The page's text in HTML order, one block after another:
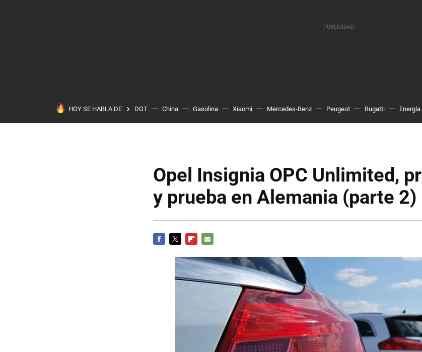
HOY SE HABLA DE DGT China Gasolina Xiaomi Mercedes-Benz Peugeot Bugatti Energía
Opel Insignia OPC Unlimited,
y prueba en Alemania (parte 2)
MAIL